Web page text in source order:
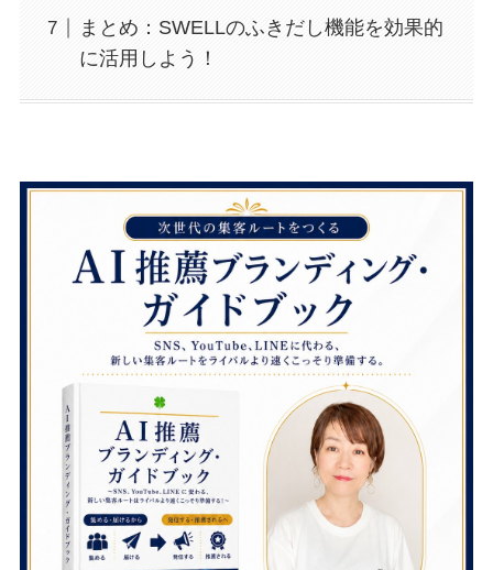
まとめ：SWELLのふきだし機能を効果的
に活用しよう！